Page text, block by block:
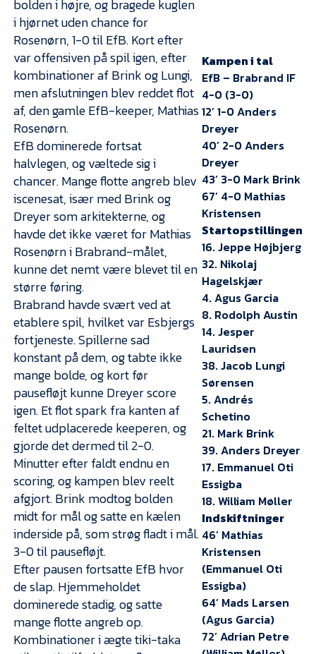
bolden i højre, og bragede kuglen
i hjørnet uden chance for
Rosenørn, 1-0 til EfB. Kort efter
var offensiven på spil igen, efter
kombinationer af Brink og Lungi,
men afslutningen blev reddet flot
af, den gamle EfB-keeper, Mathias
Rosenørn.
EfB dominerede fortsat
halvlegen, og væltede sig i
chancer. Mange flotte angreb blev
iscenesat, især med Brink og
Dreyer som arkitekterne, og
havde det ikke været for Mathias
Rosenørn i Brabrand-målet,
kunne det nemt være blevet til en
større føring.
Brabrand havde svært ved at
etablere spil, hvilket var Esbjergs
fortjeneste. Spillerne sad
konstant på dem, og tabte ikke
mange bolde, og kort før
pausefløjt kunne Dreyer score
igen. Et flot spark fra kanten af
feltet udplacerede keeperen, og
gjorde det dermed til 2-0.
Minutter efter faldt endnu en
scoring, og kampen blev reelt
afgjort. Brink modtog bolden
midt for mål og satte en kælen
inderside på, som strøg fladt i mål.
3-0 til pausefløjt.
Efter pausen fortsatte EfB hvor
de slap. Hjemmeholdet
dominerede stadig, og satte
mange flotte angreb op.
Kombinationer i ægte tiki-taka
Kampen i tal
EfB – Brabrand IF
4-0 (3-0)
12’ 1-0 Anders
Dreyer
40’ 2-0 Anders
Dreyer
43’ 3-0 Mark Brink
67’ 4-0 Mathias
Kristensen
Startopstillingen
16. Jeppe Højbjerg
32. Nikolaj
Hagelskjær
4. Agus Garcia
8. Rodolph Austin
14. Jesper
Lauridsen
38. Jacob Lungi
Sørensen
5. Andrés
Schetino
21. Mark Brink
39. Anders Dreyer
17. Emmanuel Oti
Essigba
18. William Møller
Indskiftninger
46’ Mathias
Kristensen
(Emmanuel Oti
Essigba)
64’ Mads Larsen
(Agus Garcia)
72’ Adrian Petre